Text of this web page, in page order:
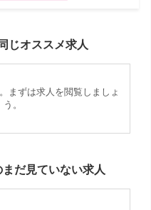
じオススメ求人
まずは求人を閲覧しましょ
う。
だ見ていない求人